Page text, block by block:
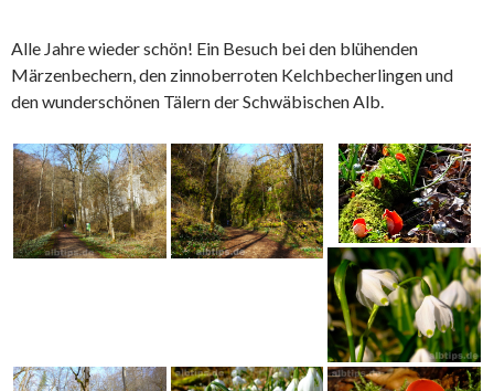
Alle Jahre wieder schön! Ein Besuch bei den blühenden
Märzenbechern, den zinnoberroten Kelchbecherlingen und
den wunderschönen Tälern der Schwäbischen Alb.